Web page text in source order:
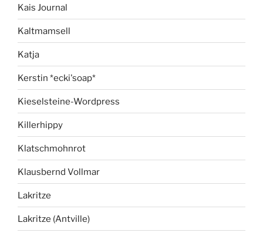
Kais Journal
Kaltmamsell
Katja
Kerstin *ecki'soap*
Kieselsteine-Wordpress
Killerhippy
Klatschmohnrot
Klausbernd Vollmar
Lakritze
Lakritze (Antville)